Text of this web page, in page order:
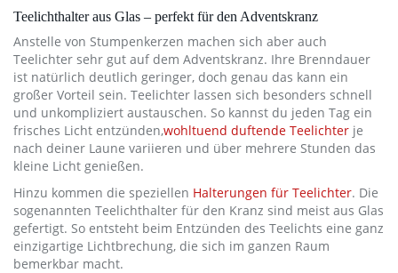
Teelichthalter aus Glas – perfekt für den Adventskranz
Anstelle von Stumpenkerzen machen sich aber auch
Teelichter sehr gut auf dem Adventskranz. Ihre Brenndauer
ist natürlich deutlich geringer, doch genau das kann ein
großer Vorteil sein. Teelichter lassen sich besonders schnell
und unkompliziert austauschen. So kannst du jeden Tag ein
frisches Licht entzünden,wohltuend duftende Teelichter je
nach deiner Laune variieren und über mehrere Stunden das
kleine Licht genießen.
Hinzu kommen die speziellen Halterungen für Teelichter. Die
sogenannten Teelichthalter für den Kranz sind meist aus Glas
gefertigt. So entsteht beim Entzünden des Teelichts eine ganz
einzigartige Lichtbrechung, die sich im ganzen Raum
bemerkbar macht.